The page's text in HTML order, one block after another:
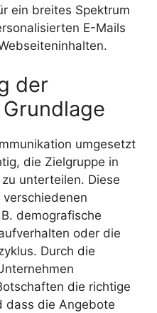
ein breites Spektrum
E-Mails
der
umgesetzt
die Zielgruppe in
unterteilen. Diese
demografische
oder die
Durch die
die richtige
dass die Angebote